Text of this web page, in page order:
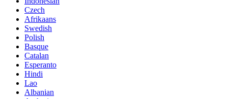
Czech
Afrikaans
Swedish
Polish
Basque
Catalan
Esperanto
Hindi
Lao
Albanian